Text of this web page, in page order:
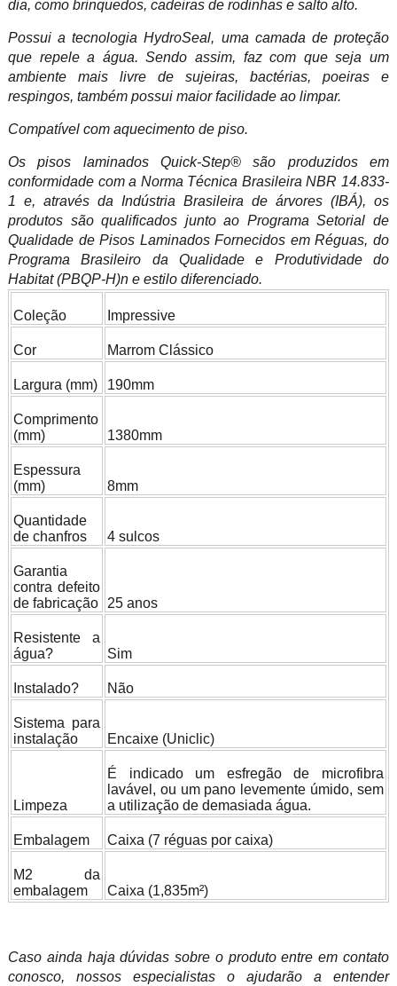
dia, como brinquedos, cadeiras de rodinhas e salto alto.
Possui a tecnologia HydroSeal, uma camada de proteção
que repele a água. Sendo assim, faz com que seja um
ambiente mais livre de sujeiras, bactérias, poeiras e
respingos, também possui maior facilidade ao limpar.
Compatível com aquecimento de piso.
Os pisos laminados Quick-Step® são produzidos em
conformidade com a Norma Técnica Brasileira NBR 14.833-
1 e, através da Indústria Brasileira de árvores (IBÁ), os
produtos são qualificados junto ao Programa Setorial de
Qualidade de Pisos Laminados Fornecidos em Réguas, do
Programa Brasileiro da Qualidade e Produtividade do
Habitat (PBQP-H)n e estilo diferenciado.
Coleção Impressive
Cor Marrom Clássico
Largura (mm) 190mm
Comprimento
(mm)
1380mm
Espessura
(mm)
8mm
Quantidade
de chanfros
4 sulcos
Garantia
contra defeito
de fabricação 25 anos
Resistente a
gua?
Sim
Instalado? Não
Sistema para
instalação
Encaixe (Uniclic)
Limpeza
É indicado um esfregão de microfibra
lavável, ou um pano levemente úmido, sem
a utilização de demasiada água.
Embalagem Caixa (7 réguas por caixa)
M2 da
embalagem
Caixa (1,835m²)
Caso ainda haja dúvidas sobre o produto entre em contato
conosco, nossos especialistas o ajudarão a entender